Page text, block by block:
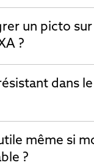
un picto sur
?
dans
même si
?